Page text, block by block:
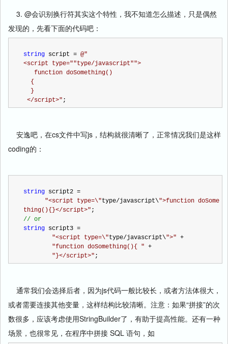
3. @会识别换行符其实这个特性，我不知道怎么描述，只是偶然
发现的，先看下面的代码吧：
string script = @"
<script type=""type/javascript"">
   function doSomething()
  {
  }
</script>" ;
安逸吧，在cs文件中写js，结构就很清晰了，正常情况我们是这样
coding的：
string script2 =
"<script type=\"type/javascript\">function doSome
thing(){}</script>" ;
// or
string script3 =
"<script type=\"type/javascript\">" +
"function doSomething(){ " +
" }</script>" ;
通常我们会选择后者，因为js代码一般比较长，或者方法体很大，
或者需要连接其他变量，这样结构比较清晰。注意：如果“拼接”的次
数很多，应该考虑使用StringBuilder了，有助于提高性能。还有一种
场景，也很常见，在程序中拼接 SQL 语句，如